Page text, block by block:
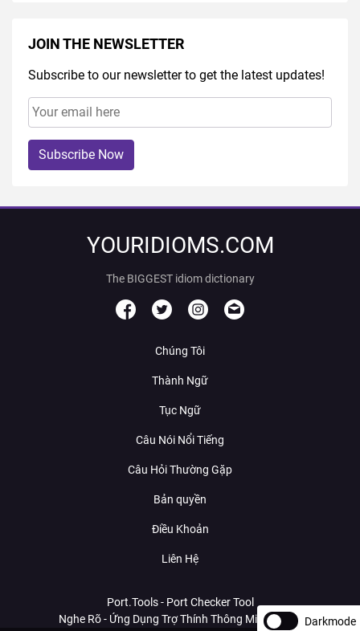
JOIN THE NEWSLETTER
Subscribe to our newsletter to get the latest updates!
Subscribe Now
YOURIDIOMS.COM
The BIGGEST idiom dictionary
Chúng Tôi
Thành Ngữ
Tục Ngữ
Câu Nói Nổi Tiếng
Câu Hỏi Thường Gặp
Bản quyền
Điều Khoản
Liên Hệ
Port.Tools - Port Checker Tool
Nghe Rõ - Ứng Dụng Trợ Thính Thông Minh Với AI Darkmode